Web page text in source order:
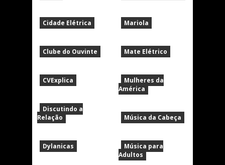
Cidade Elétrica
Clube do Ouvinte
CVExplica
Discutindo a
Relação
Dylanicas
Mariola
Mate Elétrico
Mulheres da
América
Música da Cabeça
Música para
Adultos